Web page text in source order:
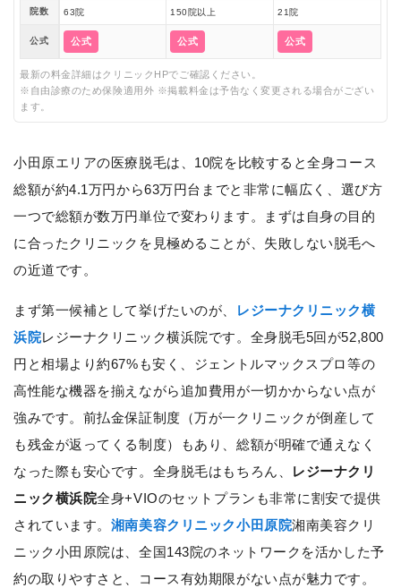
院数 63院 150院以上 21院
公式 公式 公式 公式
最新の料金詳細はクリニックHPでご確認ください。
※自由診療のため保険適用外 ※掲載料金は予告なく変更される場合がござい
ます。
小田原エリアの医療脱毛は、10院を比較すると全身コース
総額が約4.1万円から63万円台までと非常に幅広く、選び方
一つで総額が数万円単位で変わります。まずは自身の目的
に合ったクリニックを見極めることが、失敗しない脱毛へ
の近道です。
まず第一候補として挙げたいのが、
レジーナクリニック横
浜院レジーナクリニック横浜院です。全身脱毛5回が52,800
円と相場より約67%も安く、ジェントルマックスプロ等の
高性能な機器を揃えながら追加費用が一切かからない点が
強みです。前払金保証制度（万が一クリニックが倒産して
も残金が返ってくる制度）もあり、総額が明確で通えなく
なった際も安心です。全身脱毛はもちろん、
レジーナクリ
ニック横浜院全身+VIOのセットプランも非常に割安で提供
されています。 湘南美容クリニック小田原院湘南美容クリ
ニック小田原院は、全国143院のネットワークを活かした予
約の取りやすさと、コース有効期限がない点が魅力です。